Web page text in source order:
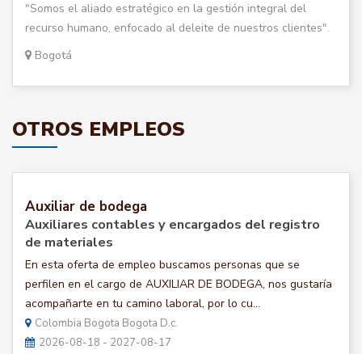
"Somos el aliado estratégico en la gestión integral del
recurso humano, enfocado al deleite de nuestros clientes".
Bogotá
OTROS EMPLEOS
Auxiliar de bodega
Auxiliares contables y encargados del registro
de materiales
En esta oferta de empleo buscamos personas que se
perfilen en el cargo de AUXILIAR DE BODEGA, nos gustaría
acompañarte en tu camino laboral, por lo cu...
Colombia Bogota Bogota D.c.
2026-08-18 - 2027-08-17